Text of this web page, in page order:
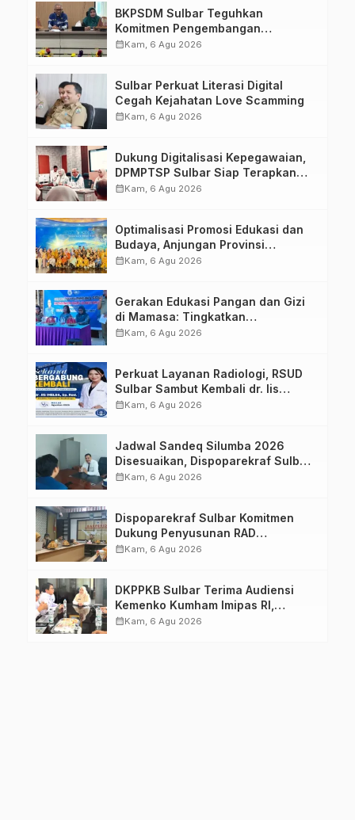
BKPSDM Sulbar Teguhkan
Komitmen Pengembangan
Kompetensi ASN melalui
calendar_monthKam, 6 Agu 2026
Sulbar Perkuat Literasi Digital
Cegah Kejahatan Love Scamming
calendar_monthKam, 6 Agu 2026
Dukung Digitalisasi Kepegawaian,
DPMPTSP Sulbar Siap Terapkan
Aplikasi FLEKSI ASN
calendar_monthKam, 6 Agu 2026
Optimalisasi Promosi Edukasi dan
Budaya, Anjungan Provinsi
Sulawesi Barat Perkuat Kolaborasi
calendar_monthKam, 6 Agu 2026
Gerakan Edukasi Pangan dan Gizi
di Mamasa: Tingkatkan
Pengetahuan dan Keterampilan
calendar_monthKam, 6 Agu 2026
Perkuat Layanan Radiologi, RSUD
Sulbar Sambut Kembali dr. Iis
Imelda, Sp.Rad
calendar_monthKam, 6 Agu 2026
Jadwal Sandeq Silumba 2026
Disesuaikan, Dispoparekraf Sulbar
Pastikan Persiapan Tetap
calendar_monthKam, 6 Agu 2026
Dispoparekraf Sulbar Komitmen
Dukung Penyusunan RAD
TPB/SDGs Sulawesi Barat
calendar_monthKam, 6 Agu 2026
DKPPKB Sulbar Terima Audiensi
Kemenko Kumham Imipas RI,
Perkuat Pelayanan Kesehatan bagi
calendar_monthKam, 6 Agu 2026